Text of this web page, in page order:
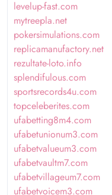
levelup-fast.com
mytreepla.net
pokersimulations.com
replicamanufactory.net
rezultate-loto.info
splendifulous.com
sportsrecords4u.com
topceleberites.com
ufabetting8m4.com
ufabetunionum3.com
ufabetvalueum3.com
ufabetvaultm7.com
ufabetvillageum7.com
ufabetvoicem3.com